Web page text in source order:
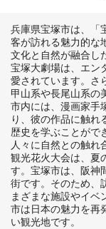
兵庫県宝塚市は、「
客が訪れる魅力的な
文化と自然が融合し
宝塚大劇場は、エン
愛されています。さ
甲山系や長尾山系の
市内には、漫画家手
り、彼の作品に触れ
歴史を学ぶことがで
人々に自然との触れ
観光花火大会は、夏
す。宝塚市は、阪神
街です。そのため、
まざまな施設やイベ
市は日本の魅力を再
い観光地です。